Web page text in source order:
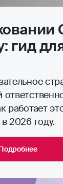
гид
работает
2026 году.